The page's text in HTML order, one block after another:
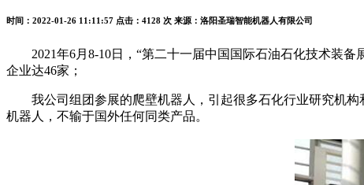
时间：2022-01-26 11:11:57 点击：4128 次 来源：洛阳圣瑞智能机器人有限公司
2021年6月8-10日，“第二十一届中国国际石油石化技术装备
企业达46家；
我公司组团参展的爬壁机器人，引起很多石化行业研究机构
机器人，不输于国外任何同类产品。